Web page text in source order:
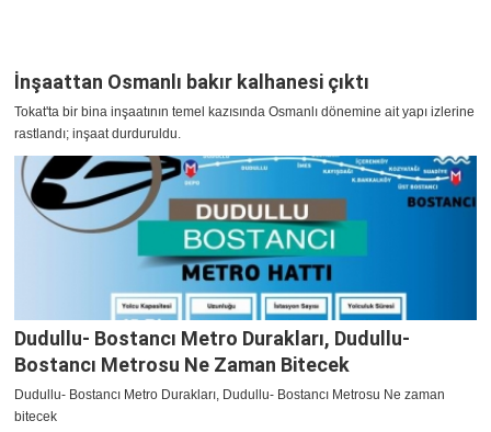
İnşaattan Osmanlı bakır kalhanesi çıktı
Tokat'ta bir bina inşaatının temel kazısında Osmanlı dönemine ait yapı izlerine
rastlandı; inşaat durduruldu.
Dudullu- Bostancı Metro Durakları, Dudullu-
Bostancı Metrosu Ne Zaman Bitecek
Dudullu- Bostancı Metro Durakları, Dudullu- Bostancı Metrosu Ne zaman
bitecek